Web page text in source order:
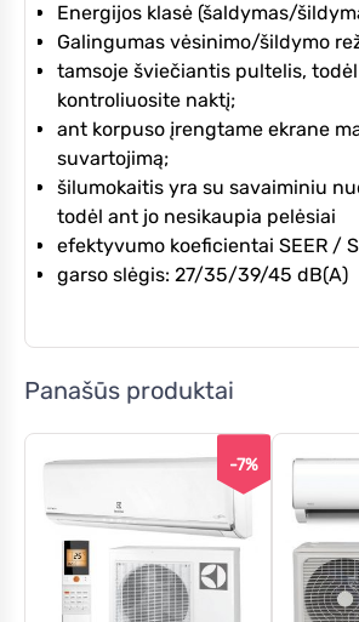
Energijos klasė (šaldymas/
Galingumas vėsinimo/šildymo
tamsoje šviečiantis pultelis,
kontroliuosite naktį;
ant korpuso įrengtame ekrane
suvartojimą;
šilumokaitis yra su savaiminiu
todėl ant jo nesikaupia pelėsiai
efektyvumo koeficientai SEER /
garso slėgis: 27/35/39/45 dB(A)
Panašūs produktai
-7%